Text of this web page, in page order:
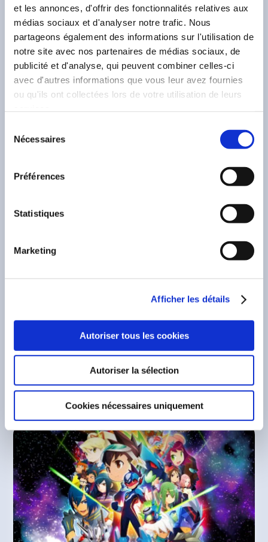
et les annonces, d'offrir des fonctionnalités relatives aux
médias sociaux et d'analyser notre trafic. Nous
partageons également des informations sur l'utilisation de
notre site avec nos partenaires de médias sociaux, de
publicité et d'analyse, qui peuvent combiner celles-ci
avec d'autres informations que vous leur avez fournies
ou qu'ils ont collectées lors de votre utilisation de leurs
Nécessaires
Préférences
Statistiques
Marketing
Afficher les détails
Autoriser tous les cookies
Autoriser la sélection
Cookies nécessaires uniquement
06 juin 2026
LA CHASSE REPRENDRA DE PLUS BELLE
DANS MONSTER HUNTER WILDS :
RPG au retentissement international,
PlayStation 5, Xbox Series X|S et PC
(Steam). Le...
LIRE LA SUITE